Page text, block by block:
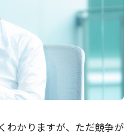
わかりますが、ただ競争が